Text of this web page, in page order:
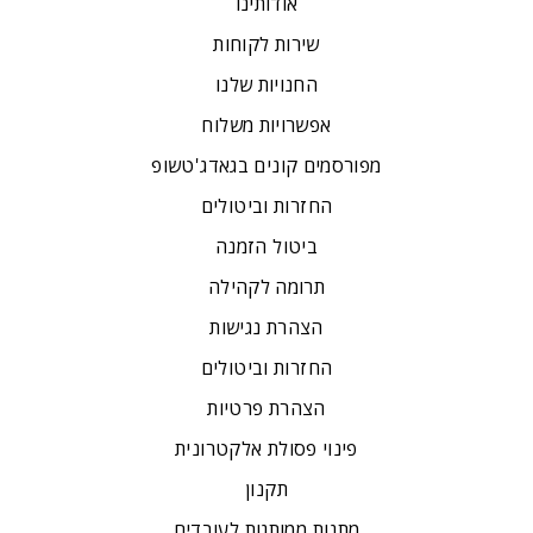
שירות לקוחות
החנויות שלנו
אפשרויות משלוח
מפורסמים קונים בגאדג'טשופ
החזרות וביטולים
ביטול הזמנה
תרומה לקהילה
הצהרת נגישות
החזרות וביטולים
הצהרת פרטיות
פינוי פסולת אלקטרונית
תקנון